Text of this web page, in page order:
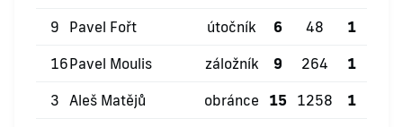
9 Pavel Fořt útočník 6 48 1
16Pavel Moulis záložník 9 264 1
3 Aleš Matějů obránce 15 1258 1